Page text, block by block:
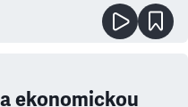
ekonomickou